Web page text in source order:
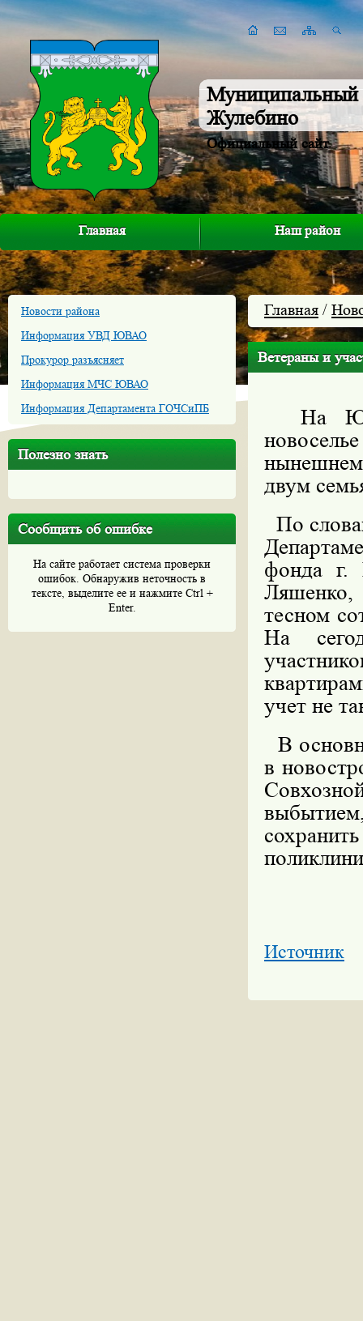
Муниципальный
Жулебино
Официальный сайт
Главная Наш район
Новости района
Информация УВД ЮВАО
Прокурор разъясняет
Информация МЧС ЮВАО
Информация Департамента ГОЧСиПБ
Полезно знать
Сообщить об ошибке
На сайте работает система проверки
ошибок. Обнаружив неточность в
тексте, выделите ее и нажмите Ctrl +
Enter.
Главная /
Ветераны и
На
двум
По
фонда г.
Ляшенко,
тесном
На
учет не
В
в
Источник